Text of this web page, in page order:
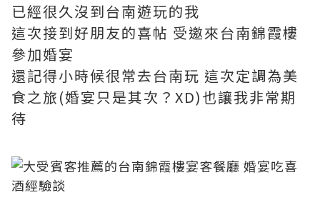
已經很久沒到台南遊玩的我
這次接到好朋友的喜帖 受邀來台南錦霞樓
參加婚宴
還記得小時候很常去台南玩 這次定調為美
食之旅(婚宴只是其次？XD)也讓我非常期
待